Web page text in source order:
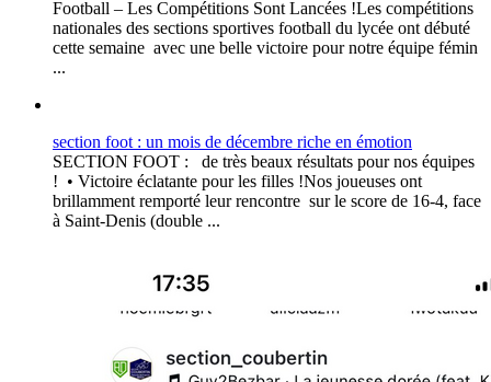
Football – Les Compétitions Sont Lancées !Les compétitions
nationales des sections sportives football du lycée ont débuté
cette semaine avec une belle victoire pour notre équipe fémin
...
section foot : un mois de décembre riche en émotion
SECTION FOOT : de très beaux résultats pour nos équipes
! • Victoire éclatante pour les filles !Nos joueuses ont
brillamment remporté leur rencontre sur le score de 16-4, face
à Saint-Denis (double ...